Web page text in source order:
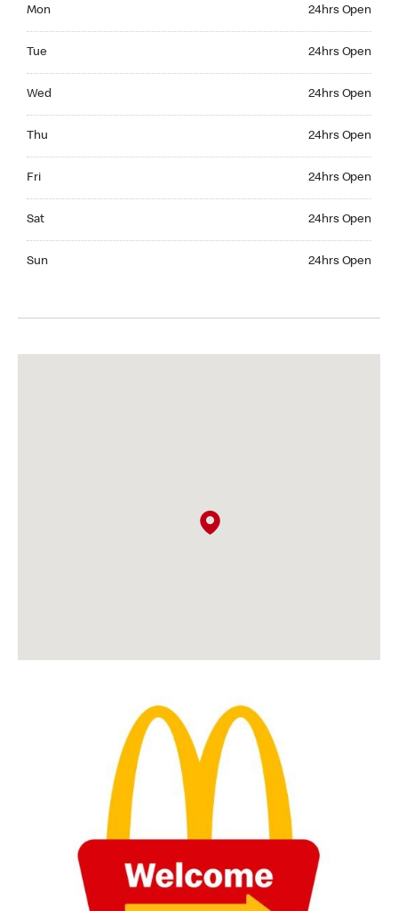
Mon 24hrs Open
Tue 24hrs Open
Wed 24hrs Open
Thu 24hrs Open
Fri 24hrs Open
Sat 24hrs Open
Sun 24hrs Open